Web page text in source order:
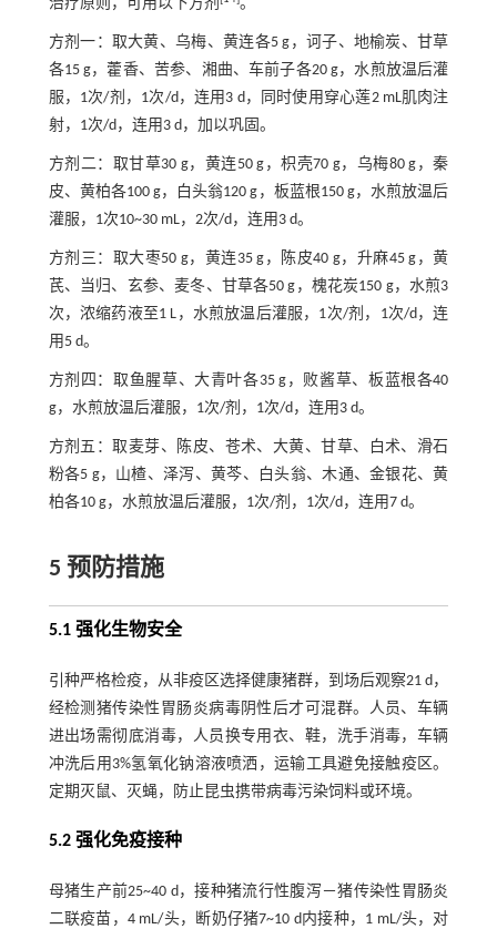
治疗原则，可用以下方剂 。
方剂一：取大黄、乌梅、黄连各5 g，诃子、地榆炭、甘草
各15 g，藿香、苦参、湘曲、车前子各20 g，水煎放温后灌
服，1次/剂，1次/d，连用3 d，同时使用穿心莲2 mL肌肉注
射，1次/d，连用3 d，加以巩固。
方剂二：取甘草30 g，黄连50 g，枳壳70 g，乌梅80 g，秦
皮、黄柏各100 g，白头翁120 g，板蓝根150 g，水煎放温后
灌服，1次10~30 mL，2次/d，连用3 d。
方剂三：取大枣50 g，黄连35 g，陈皮40 g，升麻45 g，黄
芪、当归、玄参、麦冬、甘草各50 g，槐花炭150 g，水煎3
次，浓缩药液至1 L，水煎放温后灌服，1次/剂，1次/d，连
用5 d。
方剂四：取鱼腥草、大青叶各35 g，败酱草、板蓝根各40
g，水煎放温后灌服，1次/剂，1次/d，连用3 d。
方剂五：取麦芽、陈皮、苍术、大黄、甘草、白术、滑石
粉各5 g，山楂、泽泻、黄芩、白头翁、木通、金银花、黄
柏各10 g，水煎放温后灌服，1次/剂，1次/d，连用7 d。
5 预防措施
5.1 强化生物安全
引种严格检疫，从非疫区选择健康猪群，到场后观察21 d，
经检测猪传染性胃肠炎病毒阴性后才可混群。人员、车辆
进出场需彻底消毒，人员换专用衣、鞋，洗手消毒，车辆
冲洗后用3%氢氧化钠溶液喷洒，运输工具避免接触疫区。
定期灭鼠、灭蝇，防止昆虫携带病毒污染饲料或环境。
5.2 强化免疫接种
母猪生产前25~40 d，接种猪流行性腹泻－猪传染性胃肠炎
二联疫苗，4 mL/头，断奶仔猪7~10 d内接种，1 mL/头，对